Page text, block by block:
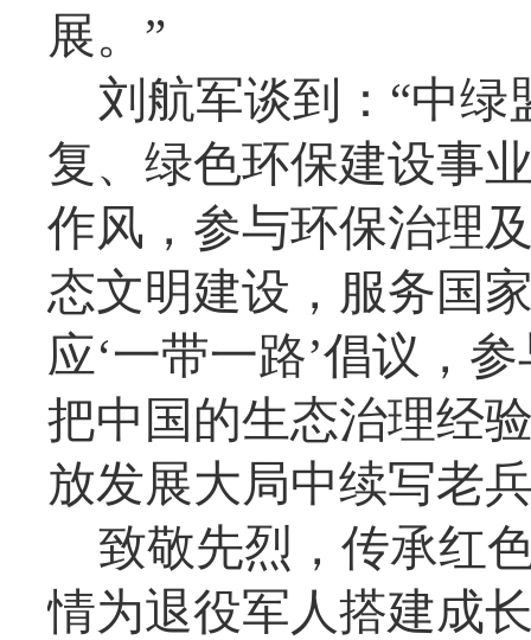
展。”
刘航军谈到：“中
复、绿色环保建设事
作风，参与环保治理
态文明建设，服务国
应‘一带一路’倡议，
把中国的生态治理经
放发展大局中续写老
致敬先烈，传承红
情为退役军人搭建成